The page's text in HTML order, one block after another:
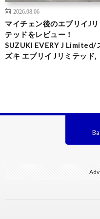
2026.08.06
マイチェン後のエブリイJリ
テッドをレビュー！
SUZUKI EVERY J Limited/
ズキ エブリイ Jリミテッド,